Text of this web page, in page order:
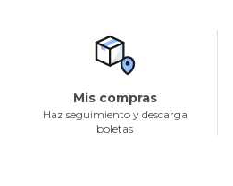
Mis compras
Haz seguimiento y descarga
boletas